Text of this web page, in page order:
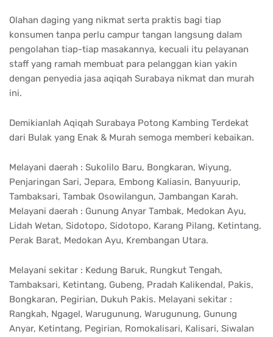
Olahan daging yang nikmat serta praktis bagi tiap
konsumen tanpa perlu campur tangan langsung dalam
pengolahan tiap-tiap masakannya, kecuali itu pelayanan
staff yang ramah membuat para pelanggan kian yakin
dengan penyedia jasa aqiqah Surabaya nikmat dan murah
ini.
Demikianlah Aqiqah Surabaya Potong Kambing Terdekat
dari Bulak yang Enak & Murah semoga memberi kebaikan.
Melayani daerah : Sukolilo Baru, Bongkaran, Wiyung,
Penjaringan Sari, Jepara, Embong Kaliasin, Banyuurip,
Tambaksari, Tambak Osowilangun, Jambangan Karah.
Melayani daerah : Gunung Anyar Tambak, Medokan Ayu,
Lidah Wetan, Sidotopo, Sidotopo, Karang Pilang, Ketintang,
Perak Barat, Medokan Ayu, Krembangan Utara.
Melayani sekitar : Kedung Baruk, Rungkut Tengah,
Tambaksari, Ketintang, Gubeng, Pradah Kalikendal, Pakis,
Bongkaran, Pegirian, Dukuh Pakis. Melayani sekitar :
Rangkah, Ngagel, Warugunung, Warugunung, Gunung
Anyar, Ketintang, Pegirian, Romokalisari, Kalisari, Siwalan